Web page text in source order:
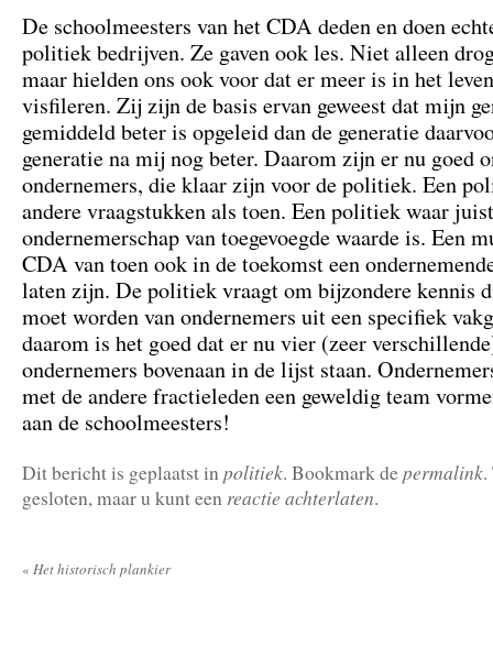
De schoolmeesters van het CDA deden en doen
politiek bedrijven. Ze gaven ook les. Niet alleen
maar hielden ons ook voor dat er meer is in het
visfileren. Zij zijn de basis ervan geweest dat mijn
gemiddeld beter is opgeleid dan de generatie
generatie na mij nog beter. Daarom zijn er nu goed
ondernemers, die klaar zijn voor de politiek. Een
andere vraagstukken als toen. Een politiek waar juist
ondernemerschap van toegevoegde waarde is. Een
CDA van toen ook in de toekomst een
laten zijn. De politiek vraagt om bijzondere kennis
moet worden van ondernemers uit een specifiek
daarom is het goed dat er nu vier (zeer
ondernemers bovenaan in de lijst staan.
met de andere fractieleden een geweldig team
aan de schoolmeesters!
Dit bericht is geplaatst inpolitiek. Bookmark depermalink.
gesloten, maar u kunt een reactie achterlaten.
« Het historisch plankier